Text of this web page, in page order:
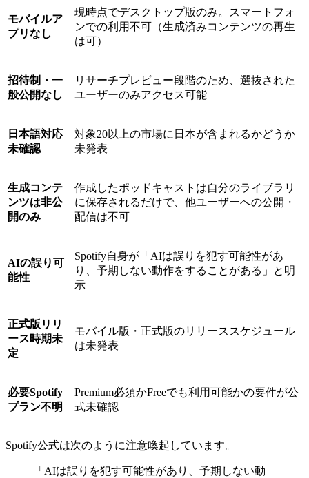
モバイルア
プリなし
現時点でデスクトップ版のみ。スマートフォ
ンでの利用不可（生成済みコンテンツの再生
は可）
招待制・一
般公開なし
リサーチプレビュー段階のため、選抜された
ユーザーのみアクセス可能
日本語対応
未確認
対象20以上の市場に日本が含まれるかどうか
未発表
生成コンテ
ンツは非公
開のみ
作成したポッドキャストは自分のライブラリ
に保存されるだけで、他ユーザーへの公開・
配信は不可
AIの誤り可
能性
Spotify自身が「AIは誤りを犯す可能性があ
り、予期しない動作をすることがある」と明
示
正式版リリ
ース時期未
定
モバイル版・正式版のリリーススケジュール
は未発表
必要Spotify
プラン不明
Premium必須かFreeでも利用可能かの要件が公
式未確認
Spotify公式は次のように注意喚起しています。
「AIは誤りを犯す可能性があり、予期しない動